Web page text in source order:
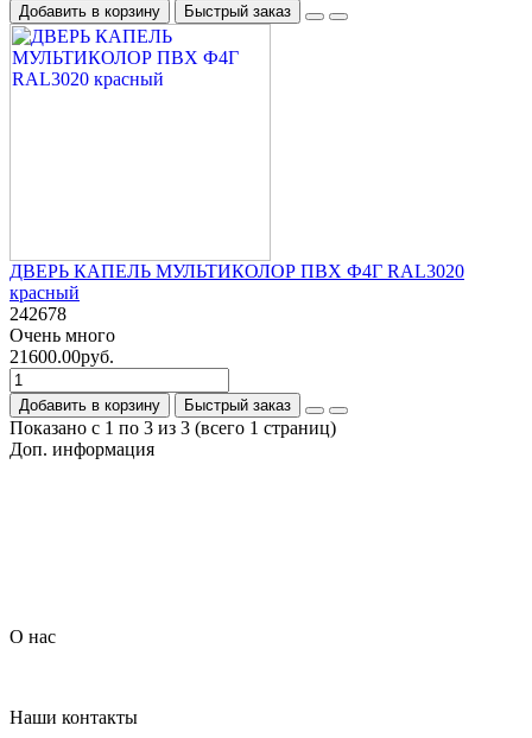
Добавить в корзину Быстрый заказ
ДВЕРЬ КАПЕЛЬ МУЛЬТИКОЛОР ПВХ Ф4Г RAL3020
красный
242678
Очень много
21600.00руб.
Добавить в корзину Быстрый заказ
Показано с 1 по 3 из 3 (всего 1 страниц)
Доп. информация
О нас
Наши контакты